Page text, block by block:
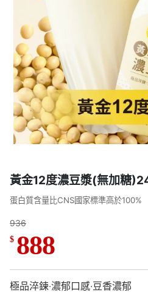
黃金12度濃豆漿(無加糖
蛋白質含量比CNS國家標準高於100%
936
$ 888
極品淬鍊‧濃郁口感‧豆香濃郁